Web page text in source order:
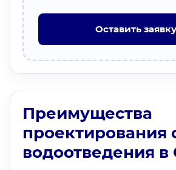
Оставить заявку
Преимущества
проектирования
водоотведения в